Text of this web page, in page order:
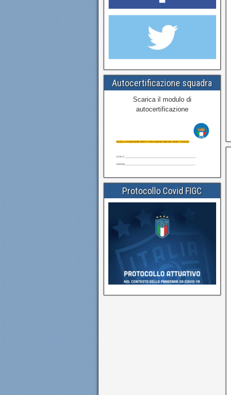
Autocertificazione squadra
Scarica il modulo di
autocertificazione
Protocollo Covid FIGC